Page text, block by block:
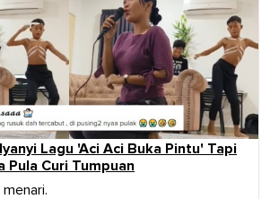
Lagu 'Aci Aci Buka Pintu' Tapi
Pula Curi Tumpuan
menari.